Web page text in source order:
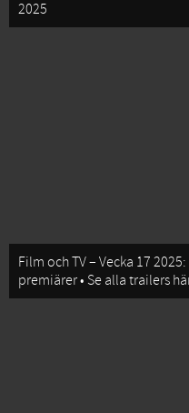
2025
Film och TV – Vecka 17
premiärer • Se alla trailers